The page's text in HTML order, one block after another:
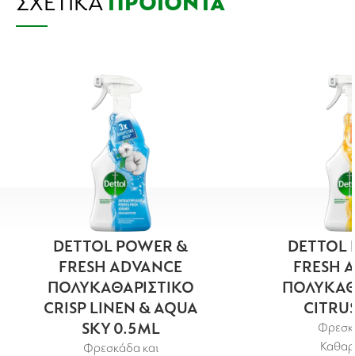
μαντηλάκι στα χέρια σας, χρησιμοποιήστε
DETTOL POWER &
FRESH ADVANCE
ΠΟΛΥΚΑΘΑΡΙΣΤΙΚΟ
CRISP LINEN & AQUA
SKY 0.5ML
Φρεσκάδα και
DETTOL
FRESH